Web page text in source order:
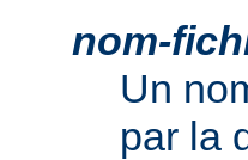
nom-
Un
par la